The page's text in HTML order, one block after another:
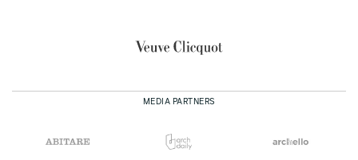
MEDIA PARTNERS